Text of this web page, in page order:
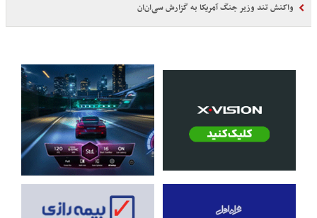
واکنش تند وزیر جنگ آمریکا به گزارش سی‌ان‌ان